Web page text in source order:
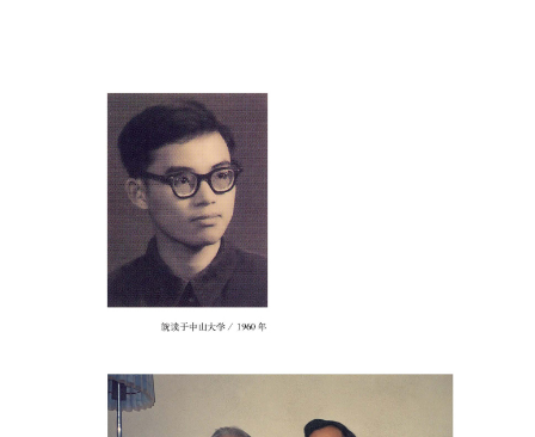
三、时代狂飙： 《新学伪经考》和《孔子改制考》
四、容纳资产阶级民主思想之公羊新学说 ２８１
第七章 公羊学与晚清新学 ２９４
一、晚清公羊学大盛的双层意义 ２９４
二、公羊学与进化论的传播 ３０１
三、公羊学与“新史学” 思潮 ３０８
初版后记 ３２０
跋 语 ３２３